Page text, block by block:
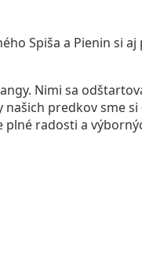
Spiša a Pienin si
Nimi sa
predkov sme
radosti a